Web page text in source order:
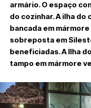
armário. O espaço
do cozinhar. A ilha
bancada em
sobreposta em
beneficiadas. A Ilha
tampo em mármore